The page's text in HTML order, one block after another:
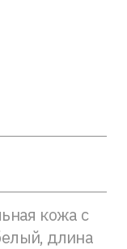
кожа с
длина